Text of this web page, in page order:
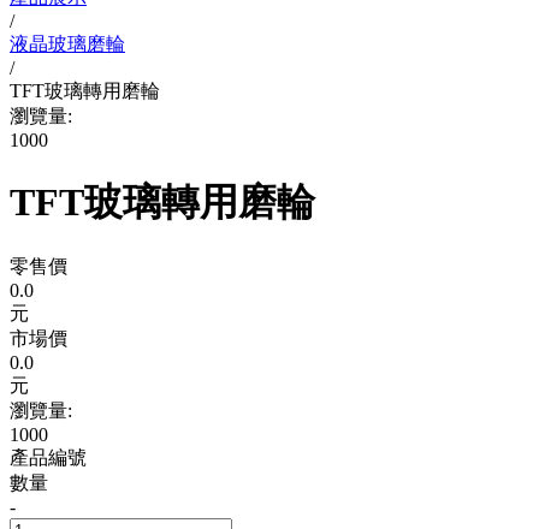
/
液晶玻璃磨輪
/
TFT玻璃轉用磨輪
瀏覽量:
1000
TFT玻璃轉用磨輪
零售價
0.0
元
市場價
0.0
元
瀏覽量:
1000
產品編號
數量
-